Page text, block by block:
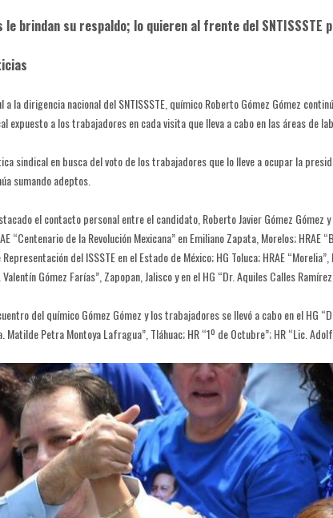
le brindan su respaldo; lo quieren al frente del SNTISSSTE
a la dirigencia nacional del SNTISSSTE, químico Roberto Gómez Gómez
expuesto a los trabajadores en cada visita que lleva a cabo en las áreas de
sindical en busca del voto de los trabajadores que lo lleve a ocupar la
sumando adeptos.
el contacto personal entre el candidato, Roberto Javier Gómez Gómez
“Centenario de la Revolución Mexicana” en Emiliano Zapata, Morelos; HRAE
del ISSSTE en el Estado de México; HG Toluca; HRAE
Valentín Gómez Farías”, Zapopan, Jalisco y en el HG “Dr. Aquiles Calles
del químico Gómez Gómez y los trabajadores se llevó a cabo en el HG
Petra Montoya Lafragua”, Tláhuac; HR “1º de Octubre”; HR “Lic.